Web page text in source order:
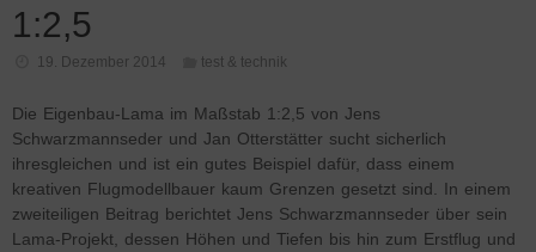
1:2,5
19. Dezember 2014 test & technik
Die Eigenbau-Lama im Maßstab 1:2,5 von Jens
Schwarzmannseder und Jan Otterstätter sucht sicherlich
ihresgleichen und ist ein gutes Beispiel dafür, dass einem
kreativen Flugmodellbauer kaum Grenzen gesetzt sind. In einem
zweiteiligen Beitrag berichtet Jens Schwarzmannseder über sein
Lama-Projekt, dessen Höhen und Tiefen bis hin zum Erstflug und